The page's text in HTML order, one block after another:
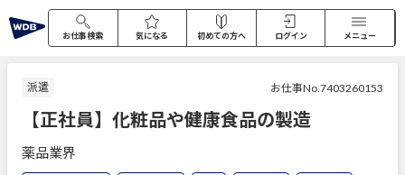
お仕事検索 気になる 初めての方へ ログイン メニュー
派遣 お仕事No.7403260153
【正社員】化粧品や健康食品の製造
薬品業界